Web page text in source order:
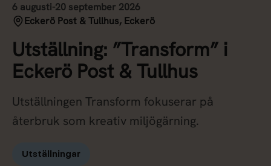
6 augusti-20 september 2026
Eckerö Post & Tullhus, Eckerö
Utställning: ”Transform” i
Eckerö Post & Tullhus
Utställningen Transform fokuserar på
återbruk som kreativ miljögärning.
Utställningar